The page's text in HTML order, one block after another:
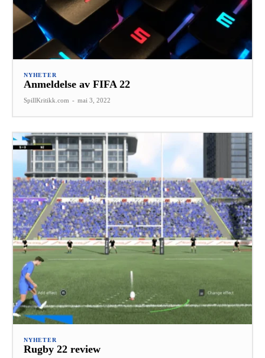
NYHETER
Anmeldelse av FIFA 22
SpillKritikk.com - mai 3, 2022
NYHETER
Rugby 22 review